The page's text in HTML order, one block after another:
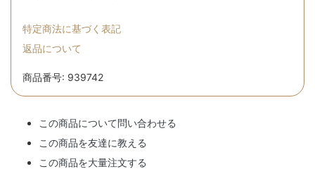
特定商法に基づく表記
返品について
商品番号: 939742
この商品について問い合わせる
この商品を友達に教える
この商品を大量注文する